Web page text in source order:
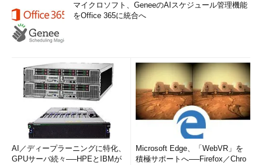
マイクロソフト、GeneeのAIスケジュール管理機能
をOffice 365に統合へ
AI／ディープラーニングに特化、
GPUサーバ続々──HPEとIBMが
Microsoft Edge、「WebVR」を
積極サポートへ──Firefox／Chro